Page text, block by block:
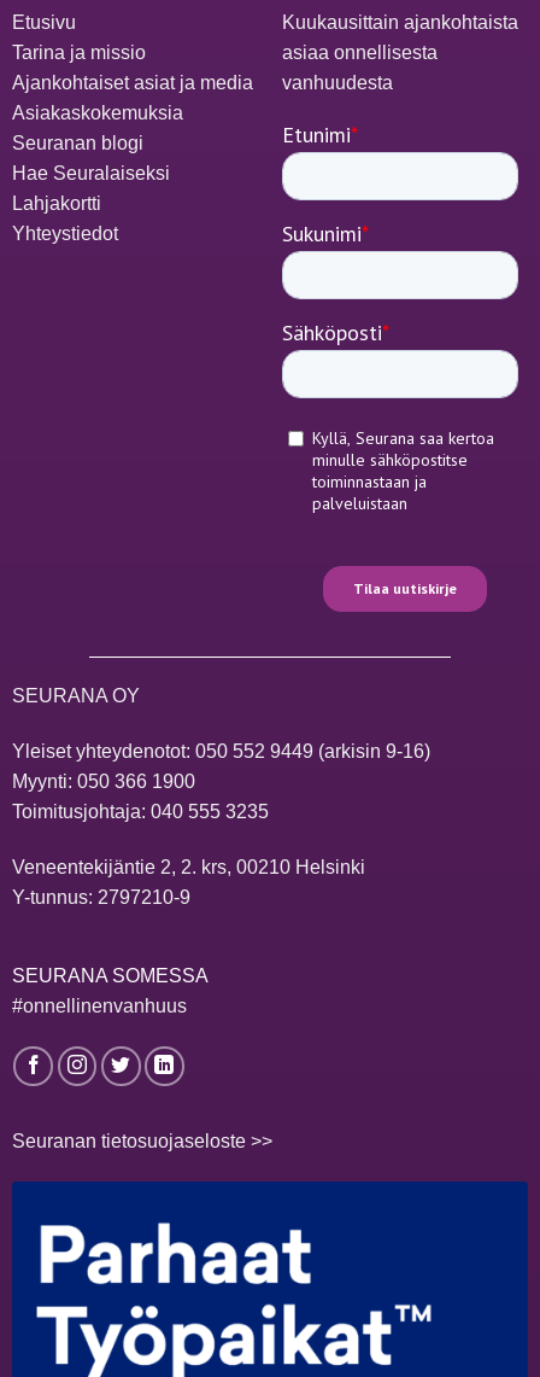
Etusivu
Tarina ja missio
Ajankohtaiset asiat ja media
Asiakaskokemuksia
Seuranan blogi
Hae Seuralaiseksi
Lahjakortti
Yhteystiedot
Kuukausittain ajankohtaista
asiaa onnellisesta
vanhuudesta
SEURANA OY
Yleiset yhteydenotot: 050 552 9449(arkisin 9-16)
Myynti: 050 366 1900
Toimitusjohtaja: 040 555 3235
Veneentekijäntie 2, 2. krs, 00210 Helsinki
Y-tunnus: 2797210-9
SEURANA SOMESSA
#onnellinenvanhuus
Seuranan tietosuojaseloste >>